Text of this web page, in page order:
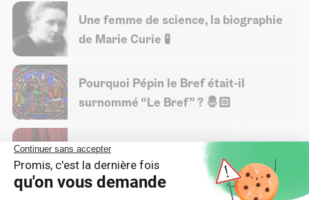
Une femme de science, la biographie
de Marie Curie 🧪
Pourquoi Pépin le Bref était-il
surnommé “Le Bref” ? 🤴🏻
Qui était Molière ? 🎭